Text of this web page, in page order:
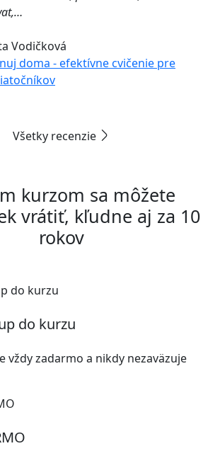
Vodičková
doma - efektívne cvičenie pre
Všetky recenzie
kurzom sa môžete
vrátiť, kľudne aj za 10
rokov
do kurzu
vždy zadarmo a nikdy nezaväzuje